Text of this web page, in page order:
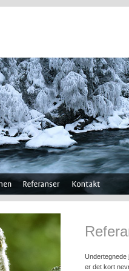
Undertegnede
er det kort